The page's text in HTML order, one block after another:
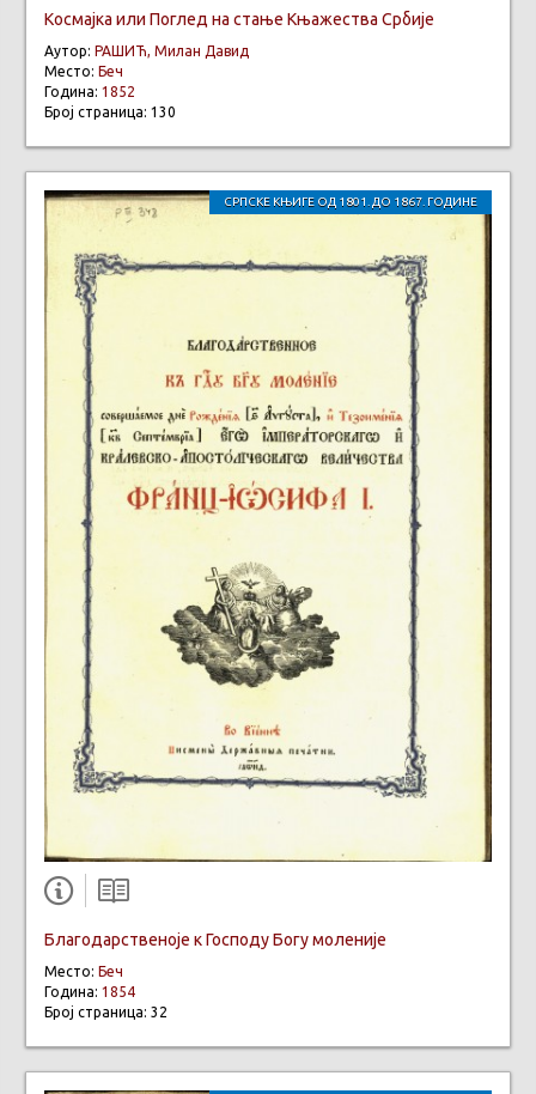
Космајка или Поглед на стање Књажества Србије
Аутор: РАШИЋ, Милан Давид
Место: Беч
Година: 1852
Број страница: 130
СРПСКЕ КЊИГЕ ОД 1801. ДО 1867. ГОДИНЕ
Благодарственоје к Господу Богу моленије
Место: Беч
Година: 1854
Број страница: 32